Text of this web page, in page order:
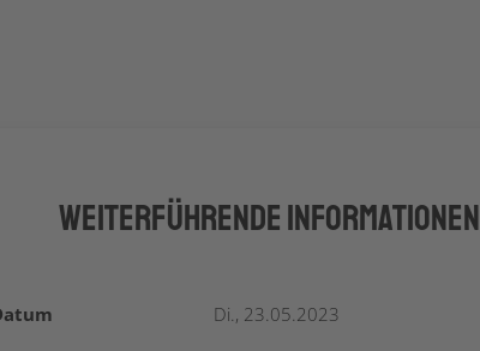
Weiterführende Informationen
Di., 23.05.2023